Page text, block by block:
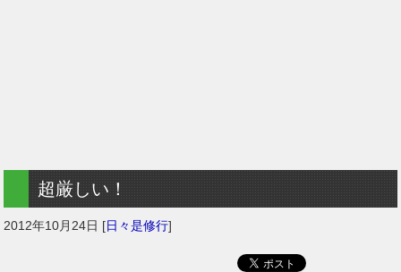
超厳しい！
2012年10月24日 [日々是修行]